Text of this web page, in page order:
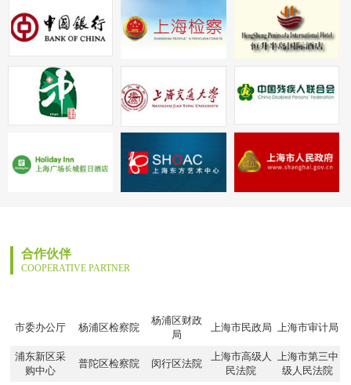
合作伙伴
COOPERATIVE PARTNER
市委办公厅 杨浦区检察院
杨浦区财政
局
上海市民政局 上海市审计局
浦东新区采
购中心
普陀区检察院 闵行区法院
上海市高级人
民法院
上海市第三中
级人民法院